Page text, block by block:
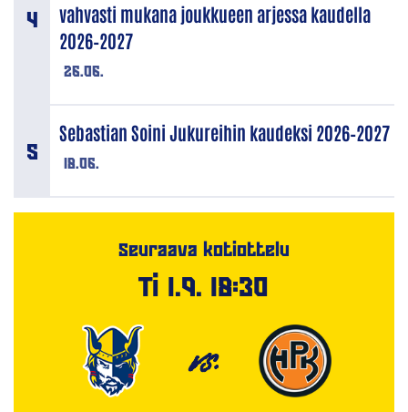
26.06.
vahvasti mukana joukkueen arjessa kaudella
2026–2027
18.06.
Sebastian Soini Jukureihin kaudeksi 2026–2027
Seuraava kotiottelu
Ti 1.9. 18:30
VS.